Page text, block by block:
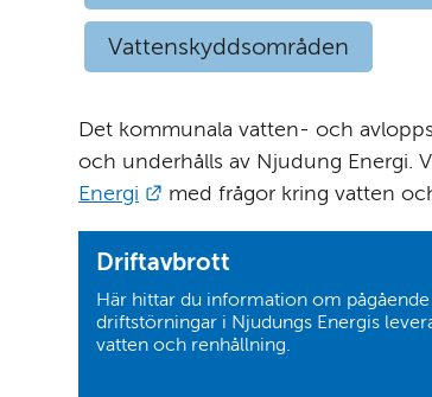
Vattenskyddsområden
Det kommunala vatten- och
och underhålls av Njudung Energi.
Energi
Länk till annan webbplats.
med frågor kring vatten
Driftavbrott
till
annan
webbplats)
Här hittar du information om
driftstörningar i Njudungs Energis
vatten och renhållning.